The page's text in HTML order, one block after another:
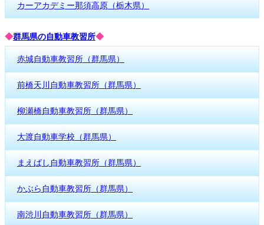
カーアカデミー那須高原（栃木県）
◆群馬県の自動車教習所◆
赤城自動車教習所（群馬県）
前橋天川自動車教習所（群馬県）
柳瀬橋自動車教習所（群馬県）
大渡自動車学校（群馬県）
まえばし自動車教習所（群馬県）
かぶら自動車教習所（群馬県）
南渋川自動車教習所（群馬県）